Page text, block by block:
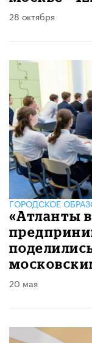
28 октября
ГОРОДСКОЕ
«Атланты
20 мая